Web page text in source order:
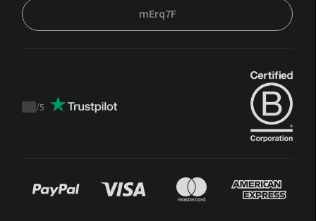
mErq7F
Trustpilot
/5